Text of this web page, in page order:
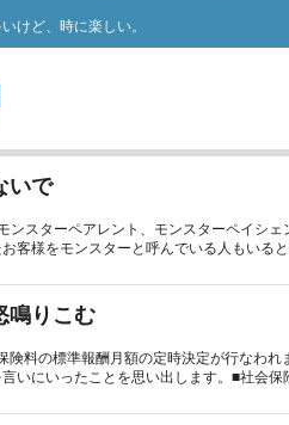
けど、時に楽しい。
いで
ンスターペアレント、モンスターペイシ
客様をモンスターと呼んでいる人もいる
鳴りこむ
険料の標準報酬月額の定時決定が行なわ
いにいったことを思い出します。■社会